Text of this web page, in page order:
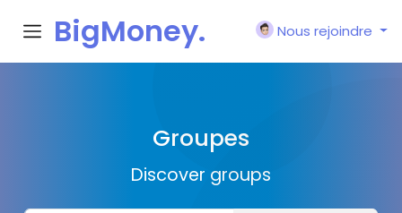
BigMoney.
Nous rejoindre
Groupes
Discover groups